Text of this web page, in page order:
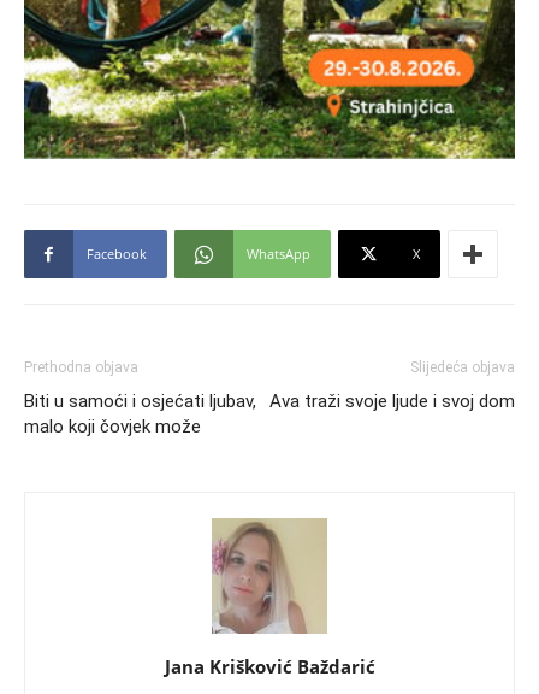
Facebook WhatsApp X
Prethodna objava
Biti u samoći i osjećati ljubav,
malo koji čovjek može
Slijedeća objava
Ava traži svoje ljude i svoj dom
Jana Krišković Baždarić